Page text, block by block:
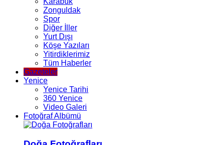
Zonguldak
Spor
Diğer İller
Yurt Dışı
Köşe Yazıları
Yitirdiklerimiz
Tüm Haberler
Gazeteler
Yenice
Yenice Tarihi
360 Yenice
Video Galeri
Fotoğraf Albümü